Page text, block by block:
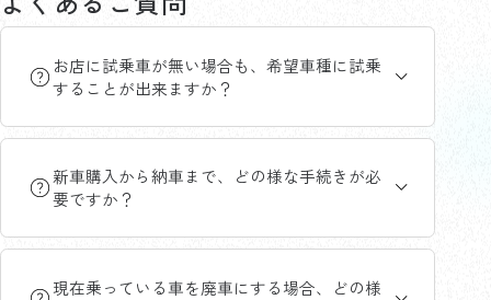
お店に試乗車が無い場合も、希望車種に試乗
することが出来ますか？
新車購入から納車まで、どの様な手続きが必
要ですか？
現在乗っている車を廃車にする場合、どの様